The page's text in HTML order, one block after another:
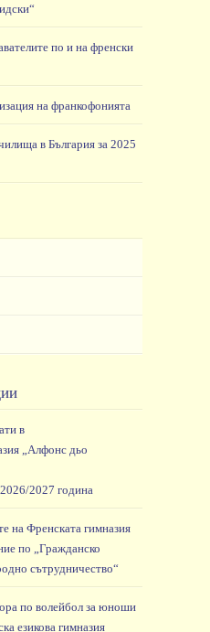
по и на френски
на франкофонията
в България за 2025
в
„Алфонс дьо
2027 година
на Френската гимназия
по „Гражданско
сътрудничество“
по волейбол за юноши
езикова гимназия